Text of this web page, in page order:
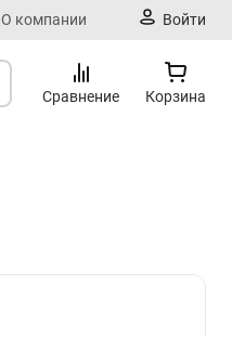
О компании Войти
Сравнение Корзина